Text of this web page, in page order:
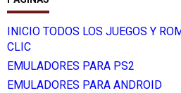
INICIO TODOS LOS JUEGOS Y
CLIC
EMULADORES PARA PS2
EMULADORES PARA ANDROID